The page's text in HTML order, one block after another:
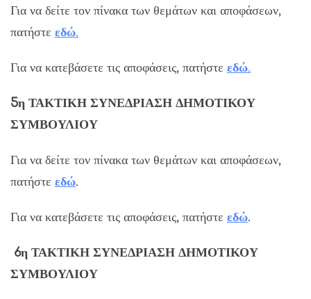
Για να δείτε τον πίνακα των θεμάτων και αποφάσεων,
πατήστε εδώ.
Για να κατεβάσετε τις αποφάσεις, πατήστε εδώ.
5η ΤΑΚΤΙΚΗ ΣΥΝΕΔΡΙΑΣΗ ΔΗΜΟΤΙΚΟΥ
ΣΥΜΒΟΥΛΙΟΥ
Για να δείτε τον πίνακα των θεμάτων και αποφάσεων,
πατήστε εδώ.
Για να κατεβάσετε τις αποφάσεις, πατήστε εδώ.
6η ΤΑΚΤΙΚΗ ΣΥΝΕΔΡΙΑΣΗ ΔΗΜΟΤΙΚΟΥ
ΣΥΜΒΟΥΛΙΟΥ